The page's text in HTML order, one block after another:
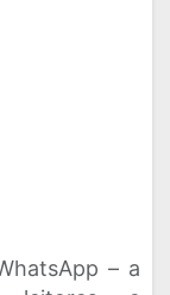
– a